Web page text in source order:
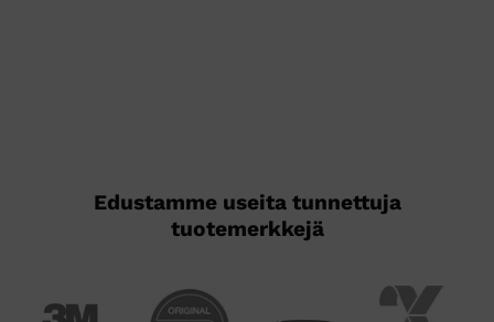
Edustamme useita tunnettuja
tuotemerkkejä